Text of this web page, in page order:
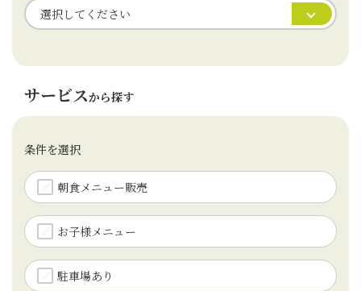
選択してください
サービスから探す
条件を選択
朝食メニュー販売
お子様メニュー
駐車場あり